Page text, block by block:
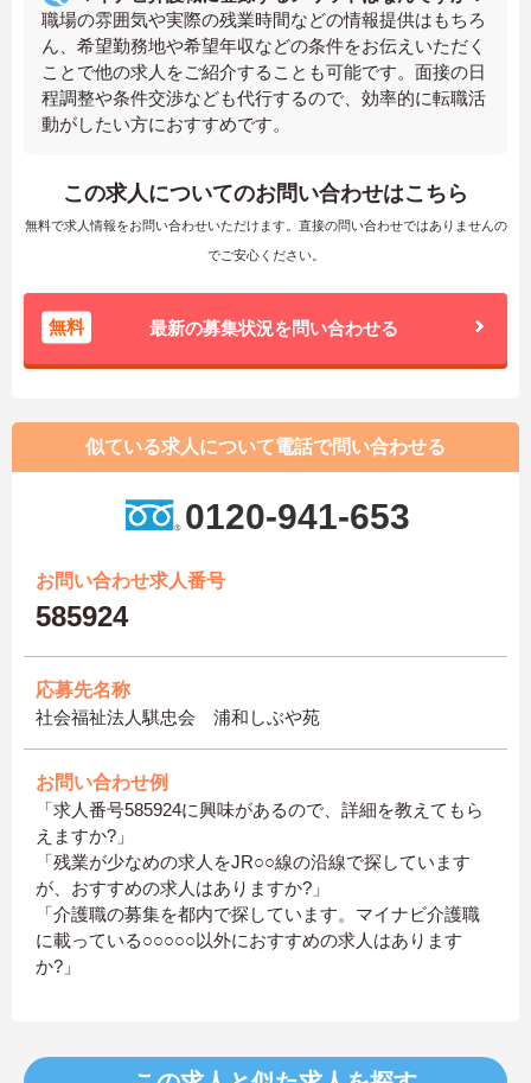
職場の雰囲気や実際の残業時間などの情報提供はもちろ
ん、希望勤務地や希望年収などの条件をお伝えいただく
ことで他の求人をご紹介することも可能です。面接の日
程調整や条件交渉なども代行するので、効率的に転職活
動がしたい方におすすめです。
この求人についてのお問い合わせはこちら
無料で求人情報をお問い合わせいただけます。直接の問い合わせではありませんの
でご安心ください。
無料 最新の募集状況を問い合わせる
似ている求人について電話で問い合わせる
0120-941-653
お問い合わせ求人番号
585924
応募先名称
社会福祉法人騏忠会 浦和しぶや苑
お問い合わせ例
「求人番号585924に興味があるので、詳細を教えてもら
えますか?」
「残業が少なめの求人をJR○○線の沿線で探しています
が、おすすめの求人はありますか?」
「介護職の募集を都内で探しています。マイナビ介護職
に載っている○○○○○以外におすすめの求人はあります
か?」